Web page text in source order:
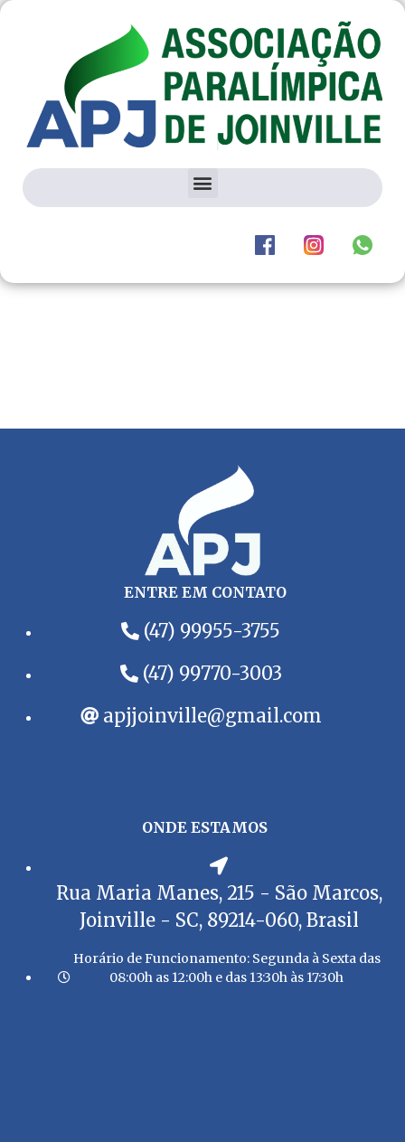
ENTRE EM CONTATO
(47) 99955-3755
(47) 99770-3003
apjjoinville@gmail.com
ONDE ESTAMOS
Rua Maria Manes, 215 - São Marcos,
Joinville - SC, 89214-060, Brasil
Horário de Funcionamento: Segunda à Sexta das
08:00h as 12:00h e das 13:30h às 17:30h